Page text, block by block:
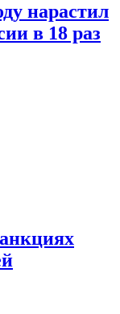
нарастил
в 18 раз